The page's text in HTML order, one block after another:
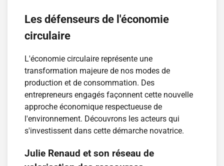
Les défenseurs de l'économie
circulaire
L'économie circulaire représente une
transformation majeure de nos modes de
production et de consommation. Des
entrepreneurs engagés façonnent cette nouvelle
approche économique respectueuse de
l'environnement. Découvrons les acteurs qui
s'investissent dans cette démarche novatrice.
Julie Renaud et son réseau de